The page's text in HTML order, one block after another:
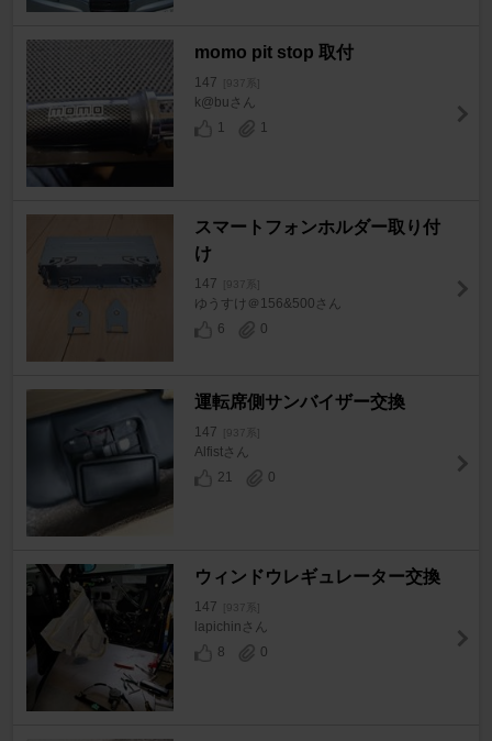
momo pit stop 取付
147 [937系]
k@buさん
1
1
スマートフォンホルダー取り付
け
147 [937系]
ゆうすけ＠156&500さん
6
0
運転席側サンバイザー交換
147 [937系]
Alfistさん
21
0
ウィンドウレギュレーター交換
147 [937系]
lapichinさん
8
0